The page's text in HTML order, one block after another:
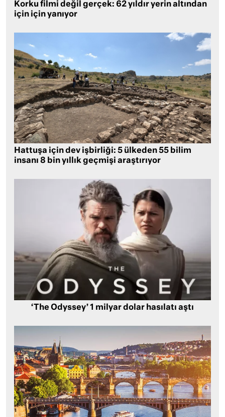
Korku filmi değil gerçek: 62 yıldır yerin altından
için için yanıyor
Hattuşa için dev işbirliği: 5 ülkeden 55 bilim
insanı 8 bin yıllık geçmişi araştırıyor
‘The Odyssey’ 1 milyar dolar hasılatı aştı